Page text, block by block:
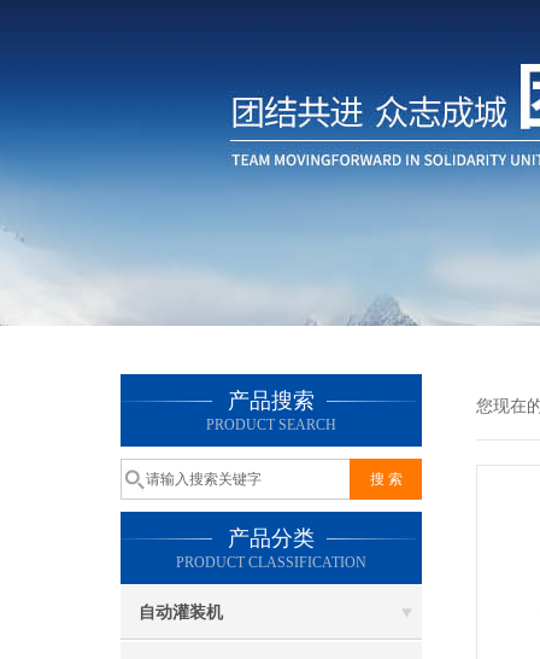
产品搜索
PRODUCT SEARCH
产品分类
PRODUCT CLASSIFICATION
自动灌装机
您现在